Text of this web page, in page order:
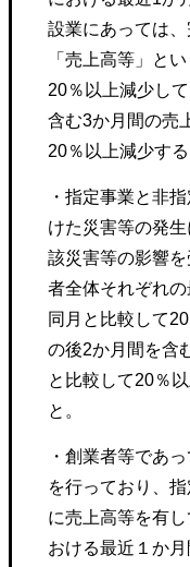
設業にあっては
「売上高等」と
20％以上減少し
含む3か月間の売
20％以上減少す
・指定事業と非
けた災害等の発
該災害等の影響
者全体それぞれ
同月と比較して
の後2か月間を含
と比較して20％
と。
・創業者等であ
を行っており、
に売上高等を有
おける最近１か